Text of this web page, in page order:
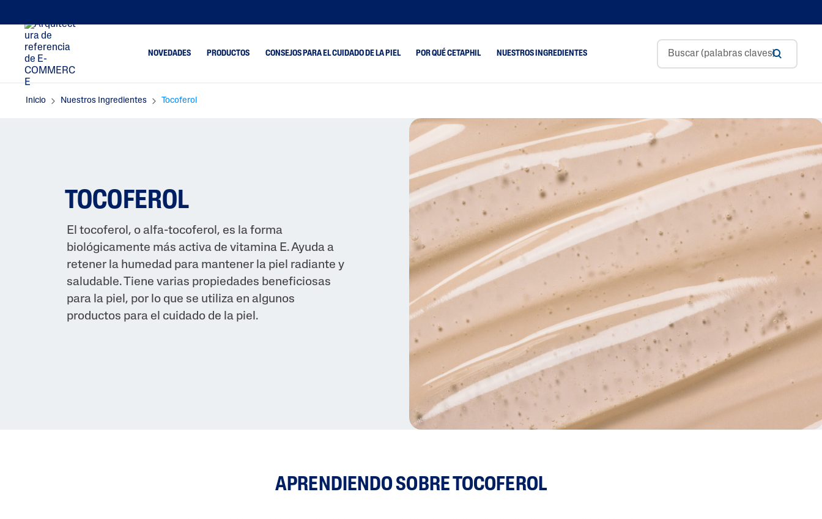
NOVEDADES PRODUCTOS
Humectantes Y Serum
Faciales
Humectantes
Corporales
Protectores Solares
Tendencia Atópica
Exceso De Grasa Y Brillo
Piel Irritada Y Agrietada
Tendencia Al
Enrojecimiento
Aspereza
Optimal Hydration
PRO AC Dermacontrol
PRO AD Restoraderm
PRO AR Redness
Control
Aceite De Aguacate
Ceramidas
Glicerina
Ácido Hialurónico
Niacinamida
Pantenol
Manteca De Karité
Aceite De Almendras
Dulces
Tocoferol
Urea
CONSEJOS PARA EL CUIDADO DE LA PIEL POR QUÉ CETAPHIL NUESTROS INGREDIENTES
Inicio Nuestros Ingredientes Tocoferol
TOCOFEROL
El tocoferol, o alfa-tocoferol, es la forma
biológicamente más activa de vitamina E. Ayuda a
retener la humedad para mantener la piel radiante y
saludable. Tiene varias propiedades beneficiosas
para la piel, por lo que se utiliza en algunos
productos para el cuidado de la piel.
APRENDIENDO SOBRE TOCOFEROL